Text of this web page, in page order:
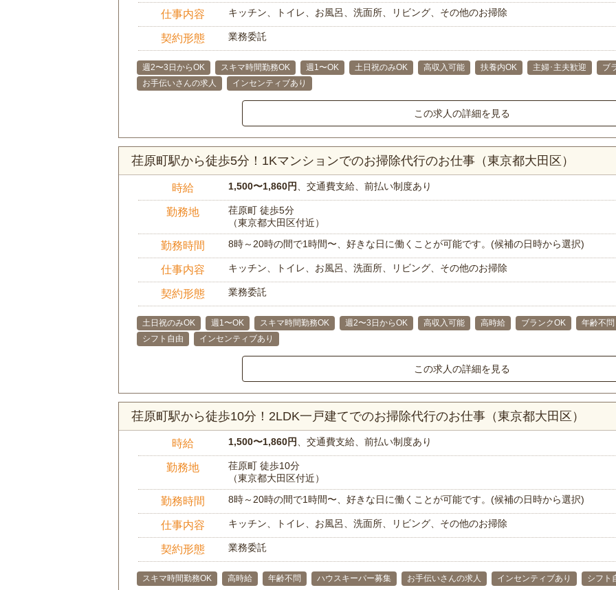
仕事内容 キッチン、トイレ、お風呂、洗面所、リビング、その他のお掃除
契約形態 業務委託
週2〜3日からOK スキマ時間勤務OK 週1〜OK 土日祝のみOK 高収入可能 扶養内OK 主婦･主夫歓迎 ブ
お手伝いさんの求人
インセンティブあり
この求人の詳細を見る
荏原町駅から徒歩5分！1Kマンションでのお掃除代行のお仕事（東京都大田区）
時給 1,500〜1,860円 、交通費支給、前払い制度あり
勤務地
荏原町 徒歩5分
（東京都大田区付近）
勤務時間 8時～20時の間で1時間〜、好きな日に働くことが可能です。(候補の日時から選択)
仕事内容 キッチン、トイレ、お風呂、洗面所、リビング、その他のお掃除
契約形態 業務委託
土日祝のみOK 週1〜OK スキマ時間勤務OK 週2〜3日からOK 高収入可能 高時給 ブランクOK 年齢不問
シフト自由
インセンティブあり
この求人の詳細を見る
荏原町駅から徒歩10分！2LDK一戸建てでのお掃除代行のお仕事（東京都大田区）
時給 1,500〜1,860円 、交通費支給、前払い制度あり
勤務地
荏原町 徒歩10分
（東京都大田区付近）
勤務時間 8時～20時の間で1時間〜、好きな日に働くことが可能です。(候補の日時から選択)
仕事内容 キッチン、トイレ、お風呂、洗面所、リビング、その他のお掃除
契約形態 業務委託
スキマ時間勤務OK 高時給 年齢不問 ハウスキーパー募集 お手伝いさんの求人 インセンティブあり シフト